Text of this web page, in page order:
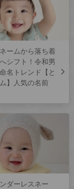
ームから落ち着
シフト！令和男
名トレンド【と
】人気の名前
ダーレスネー